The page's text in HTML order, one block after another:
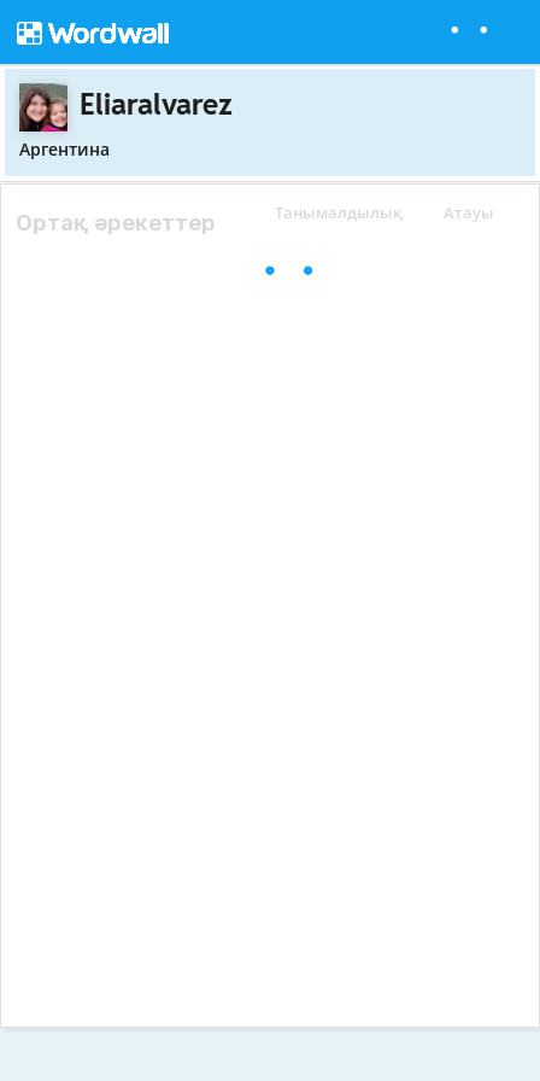
Eliaralvarez
Аргентина
Танымалдылық Атауы
Ортақ әрекеттер